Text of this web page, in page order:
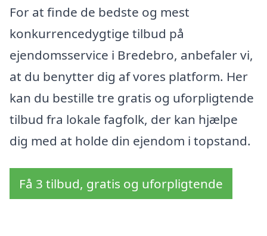
For at finde de bedste og mest
konkurrencedygtige tilbud på
ejendomsservice i Bredebro, anbefaler vi,
at du benytter dig af vores platform. Her
kan du bestille tre gratis og uforpligtende
tilbud fra lokale fagfolk, der kan hjælpe
dig med at holde din ejendom i topstand.
Få 3 tilbud, gratis og uforpligtende